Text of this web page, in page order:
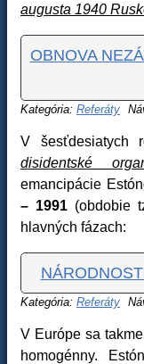
augusta 1940
OBNOVA
Kategória: Referáty
V šesťdesiatych
disidentské
emancipácie
– 1991 (obdobie
hlavných fázach:
Kategória: Referáty
V Európe sa
homogénny.